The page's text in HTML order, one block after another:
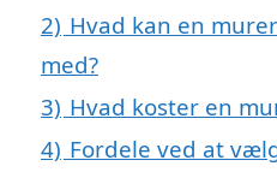
2) Hvad kan en
med?
3) Hvad koster en
4) Fordele ved at